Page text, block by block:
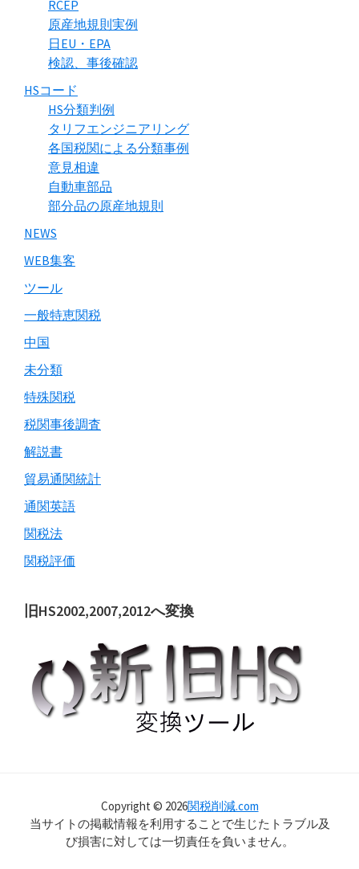
RCEP
原産地規則実例
日EU・EPA
検認、事後確認
HSコード
HS分類判例
タリフエンジニアリング
各国税関による分類事例
意見相違
自動車部品
部分品の原産地規則
NEWS
WEB集客
ツール
一般特恵関税
中国
未分類
特殊関税
税関事後調査
解説書
貿易通関統計
通関英語
関税法
関税評価
旧HS2002,2007,2012へ変換
Copyright © 2026関税削減.com
当サイトの掲載情報を利用することで生じたトラブル及
び損害に対しては一切責任を負いません。